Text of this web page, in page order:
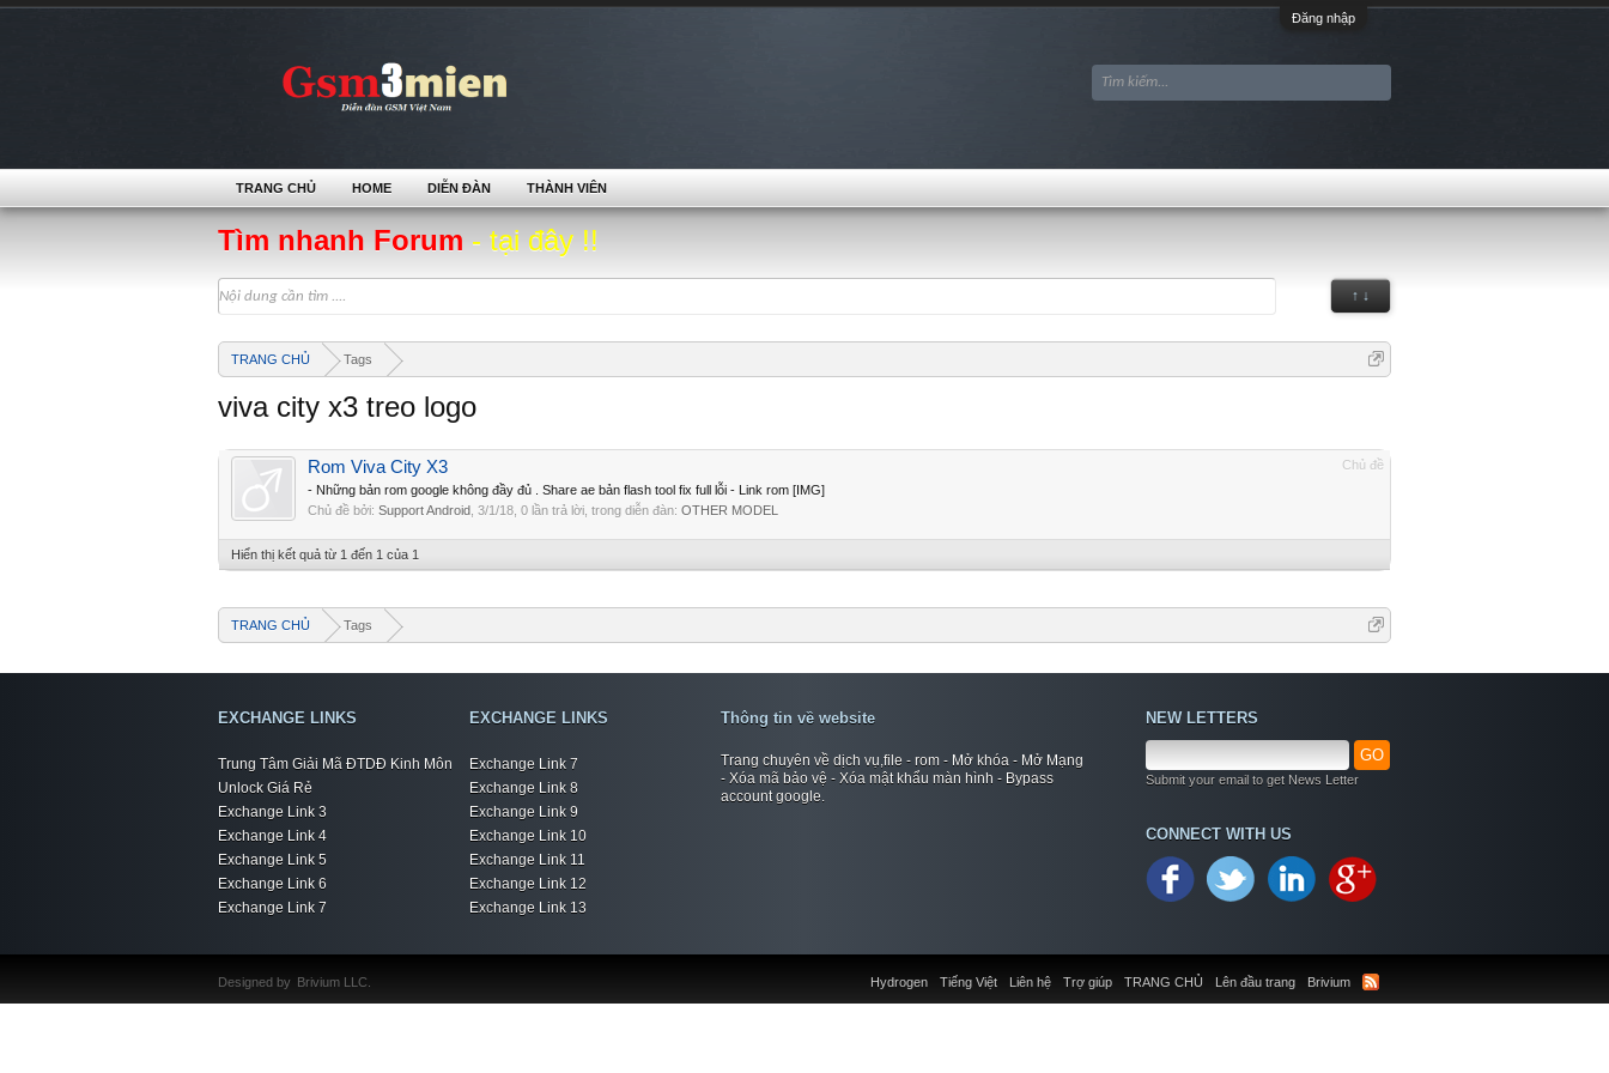
Đăng nhập
Tìm nhanh Forum - tại đây !!
↑ ↓
TRANG CHỦ Tags
viva city x3 treo logo
Chủ đề
Rom Viva City X3
- Những bản rom google không đầy đủ . Share ae bản flash tool fix full lỗi - Link rom [IMG]
Chủ đề bởi: Support Android 3/1/18 , 0 lần trả lời, trong diễn đàn: OTHER MODEL
Hiển thị kết quả từ 1 đến 1 của 1
TRANG CHỦ Tags
TRANG CHỦ HOME DIỄN ĐÀN THÀNH VIÊN
EXCHANGE LINKS
Trung Tâm Giải Mã ĐTDĐ Kinh Môn
Unlock Giá Rẻ
Exchange Link 3
Exchange Link 4
Exchange Link 5
Exchange Link 6
Exchange Link 7
EXCHANGE LINKS
Exchange Link 7
Exchange Link 8
Exchange Link 9
Exchange Link 10
Exchange Link 11
Exchange Link 12
Exchange Link 13
Thông tin về website
Trang chuyên về dịch vụ,file - rom - Mở khóa - Mở Mạng
- Xóa mã bảo vệ - Xóa mật khẩu màn hình - Bypass
account google.
NEW LETTERS
GO
Submit your email to get News Letter
CONNECT WITH US
Liên hệ Trợ giúp TRANG CHỦ Lên đầu trang Brivium
Hydrogen Tiếng Việt
Designed by Brivium LLC.